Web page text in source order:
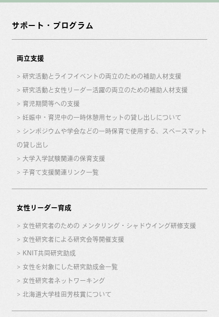
サポート・プログラム
両立支援
研究活動とライフイベントの両立のための補助人材支援
研究活動と女性リーダー活躍の両立のための補助人材支援
育児期間等への支援
妊娠中・育児中の一時休憩用セットの貸し出しについて
シンポジウムや学会などの一時保育で使用する、スペースマット
の貸し出し
大学入学試験関連の保育支援
子育て支援関連リンク一覧
女性リーダー育成
女性研究者のための メンタリング・シャドウイング研修支援
女性研究者による研究会等開催支援
KNIT共同研究助成
女性を対象にした研究助成金一覧
女性研究者ネットワーキング
北海道大学桂田芳枝賞について